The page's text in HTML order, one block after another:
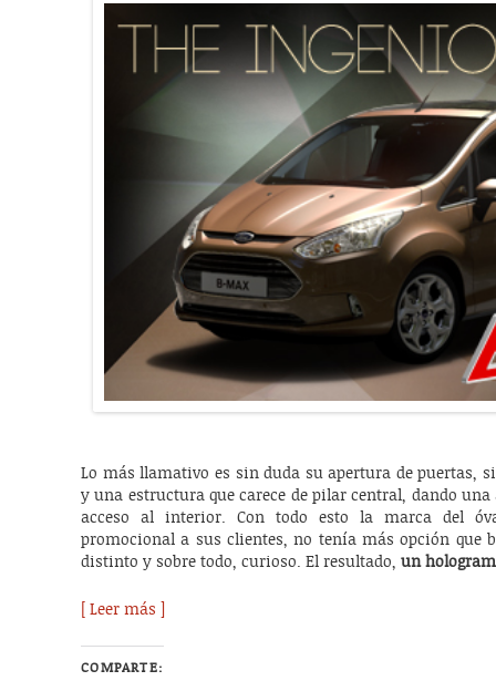
Lo más llamativo es sin duda su apertura de puertas,
y una estructura que carece de pilar central, dando
acceso al interior. Con todo esto la marca del
promocional a sus clientes, no tenía más opción que
distinto y sobre todo, curioso. El resultado,un
[ Leer más ]
COMPARTE: